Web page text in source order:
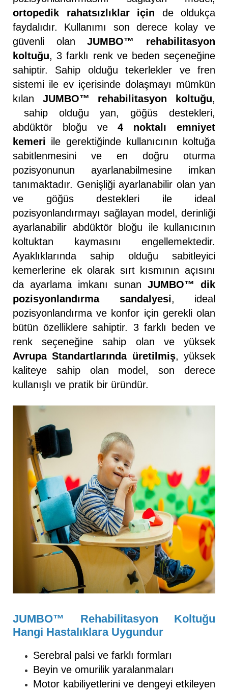
ortopedik rahatsızlıklar için de oldukça
faydalıdır. Kullanımı son derece kolay ve
güvenli olanJUMBO™ rehabilitasyon
koltuğu, 3 farklı renk ve beden seçeneğine
sahiptir. Sahip olduğu tekerlekler ve fren
sistemi ile ev içerisinde dolaşmayı mümkün
kılan JUMBO™ rehabilitasyon koltuğu,
sahip olduğu yan, göğüs destekleri,
abdüktör bloğu ve4 noktalı emniyet
kemeri ile gerektiğinde kullanıcının koltuğa
sabitlenmesini ve en doğru oturma
pozisyonunun ayarlanabilmesine imkan
tanımaktadır. Genişliği ayarlanabilir olan yan
ve göğüs destekleri ile ideal
pozisyonlandırmayı sağlayan model, derinliği
ayarlanabilir abdüktör bloğu ile kullanıcının
koltuktan kaymasını engellemektedir.
Ayaklıklarında sahip olduğu sabitleyici
kemerlerine ek olarak sırt kısmının açısını
da ayarlama imkanı sunan JUMBO™ dik
pozisyonlandırma sandalyesi, ideal
pozisyonlandırma ve konfor için gerekli olan
bütün özelliklere sahiptir. 3 farklı beden ve
renk seçeneğine sahip olan ve yüksek
Avrupa Standartlarında üretilmiş, yüksek
kaliteye sahip olan model, son derece
kullanışlı ve pratik bir üründür.
JUMBO™ Rehabilitasyon Koltuğu
Hangi Hastalıklara Uygundur
Serebral palsi ve farklı formları
Beyin ve omurilik yaralanmaları
Motor kabiliyetlerini ve dengeyi etkileyen